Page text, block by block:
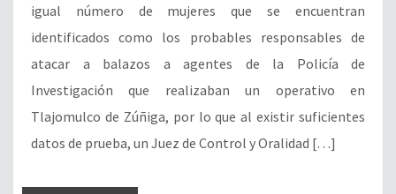
igual número de mujeres que se encuentran
identificados como los probables responsables de
atacar a balazos a agentes de la Policía de
Investigación que realizaban un operativo en
Tlajomulco de Zúñiga, por lo que al existir suficientes
datos de prueba, un Juez de Control y Oralidad […]